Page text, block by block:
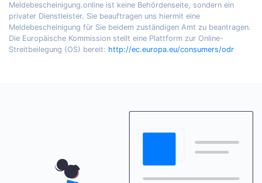
Meldebescheinigung.online ist keine Behördenseite, sondern ein
privater Dienstleister. Sie beauftragen uns hiermit eine
Meldebescheinigung für Sie beidem zuständigen Amt zu beantragen.
Die Europäische Kommission stellt eine Plattform zur Online-
Streitbeilegung (OS) bereit: http://ec.europa.eu/consumers/odr